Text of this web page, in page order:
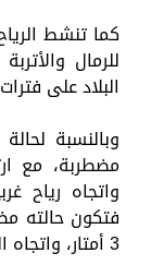
كما تنشط
للرمال
البلاد على
وبالنسبة
واتجاه رياح
3 أمتار، واتجاه الرياح شمالية غربية إلى شمالية شرقية.